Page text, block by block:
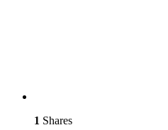
1 Shares